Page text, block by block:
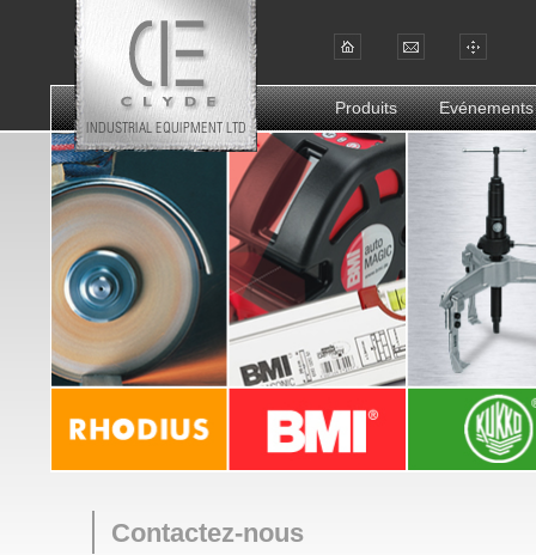
Produits Evénements
Contactez-nous